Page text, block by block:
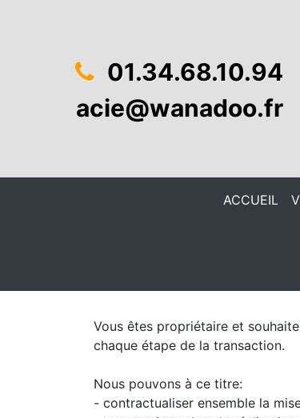
01.34.68.10.94
acie@wanadoo.fr
ACCUEIL
Vous êtes propriétaire et
chaque étape de la transaction.
Nous pouvons à ce titre:
- contractualiser ensemble la